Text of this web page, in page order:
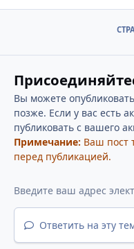
Вы можете
позже. Если у вас есть
публиковать с вашего
Примечание: Ваш пост
перед публикацией.
Ответить на эту